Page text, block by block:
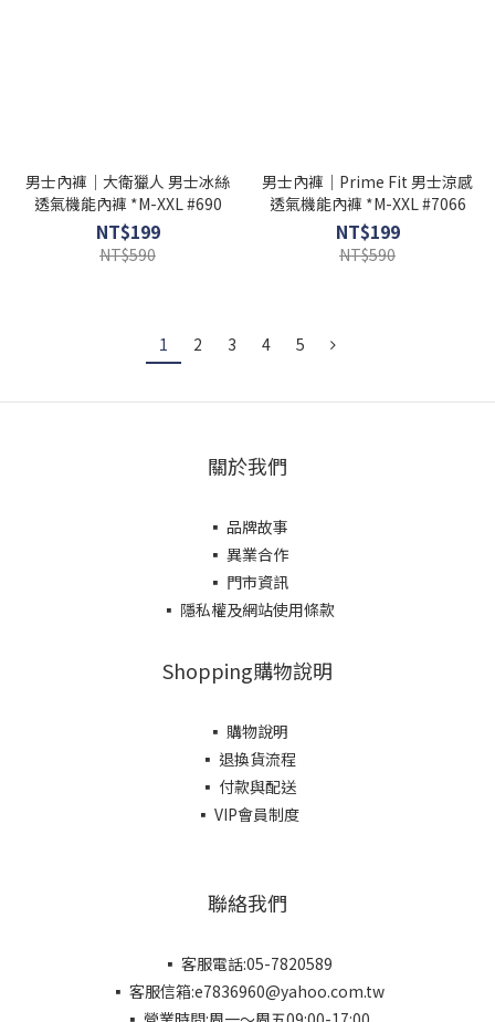
男士內褲｜大衛獵人 男士冰絲
透氣機能內褲 *M-XXL #690
NT$199
NT$590
男士內褲｜Prime Fit 男士涼感
透氣機能內褲 *M-XXL #7066
NT$199
NT$590
1 2 3 4 5
關於我們
▪ 品牌故事
▪ 異業合作
▪ 門市資訊
▪ 隱私權及網站使用條款
Shopping購物說明
▪ 購物說明
▪ 退換貨流程
▪ 付款與配送
▪ VIP會員制度
聯絡我們
▪ 客服電話:05-7820589
▪ 客服信箱:e7836960@yahoo.com.tw